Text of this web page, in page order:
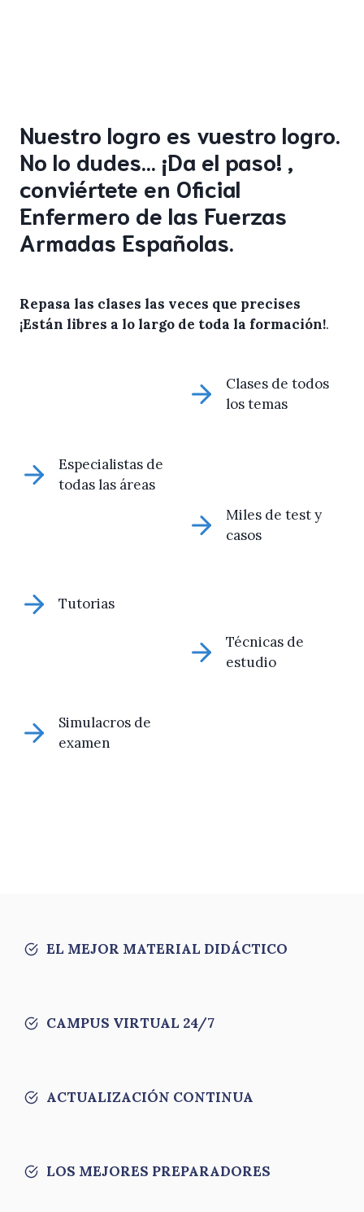
Nuestro logro es vuestro logro.
No lo dudes… ¡Da el paso! ,
conviértete en Oficial
Enfermero de las Fuerzas
Armadas Españolas.
Repasa las clases las veces que precises
¡Están libres a lo largo de toda la formación!.
Clases de todos
los temas
Especialistas de
todas las áreas
Miles de test y
casos
Tutorias
Técnicas de
estudio
Simulacros de
examen
EL MEJOR MATERIAL DIDÁCTICO
CAMPUS VIRTUAL 24/7
ACTUALIZACIÓN CONTINUA
LOS MEJORES PREPARADORES